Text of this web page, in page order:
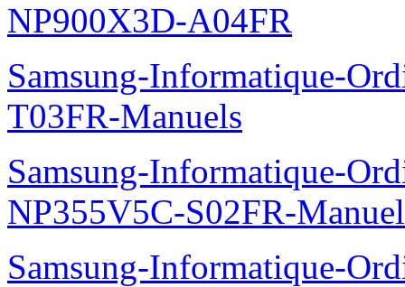
NP900X3D-A04FR
Samsung-Informatique-
T03FR-Manuels
Samsung-Informatique-
NP355V5C-S02FR-
Samsung-Informatique-